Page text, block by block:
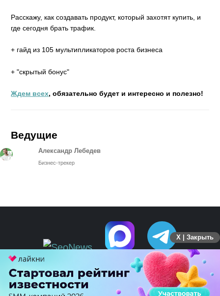
Расскажу, как создавать продукт, который захотят купить, и
где сегодня брать трафик.
+ гайд из 105 мультипликаторов роста бизнеса
+ "скрытый бонус"
Ждем всех, обязательно будет и интересно и полезно!
Ведущие
Александр Лебедев
Бизнес-трекер
X | Закрыть
ПЕРЕЙТИ НА ПОЛНУЮ ВЕРСИЮ
© SEOnews.ru Все права защищены. 2026